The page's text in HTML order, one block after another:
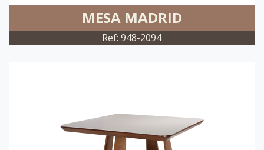
MESA MADRID
Ref: 948-2094